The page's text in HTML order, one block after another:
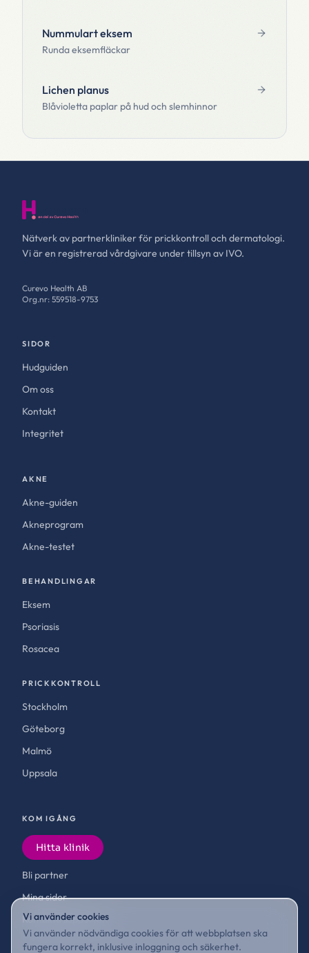
Nummulart eksem
Runda eksemfläckar
Lichen planus
Blåvioletta paplar på hud och slemhinnor
Nätverk av partnerkliniker för prickkontroll och dermatologi.
Vi är en registrerad vårdgivare under tillsyn av IVO.
Curevo Health AB
Org.nr: 559518-9753
SIDOR
Hudguiden
Om oss
Kontakt
Integritet
AKNE
Akne-guiden
Akneprogram
Akne-testet
BEHANDLINGAR
Eksem
Psoriasis
Rosacea
PRICKKONTROLL
Stockholm
Göteborg
Malmö
Uppsala
KOM IGÅNG
Hitta klinik
Bli partner
Mina sidor
Kontakta supporten
Vi använder cookies
Vi använder nödvändiga cookies för att webbplatsen ska
fungera korrekt, inklusive inloggning och säkerhet.